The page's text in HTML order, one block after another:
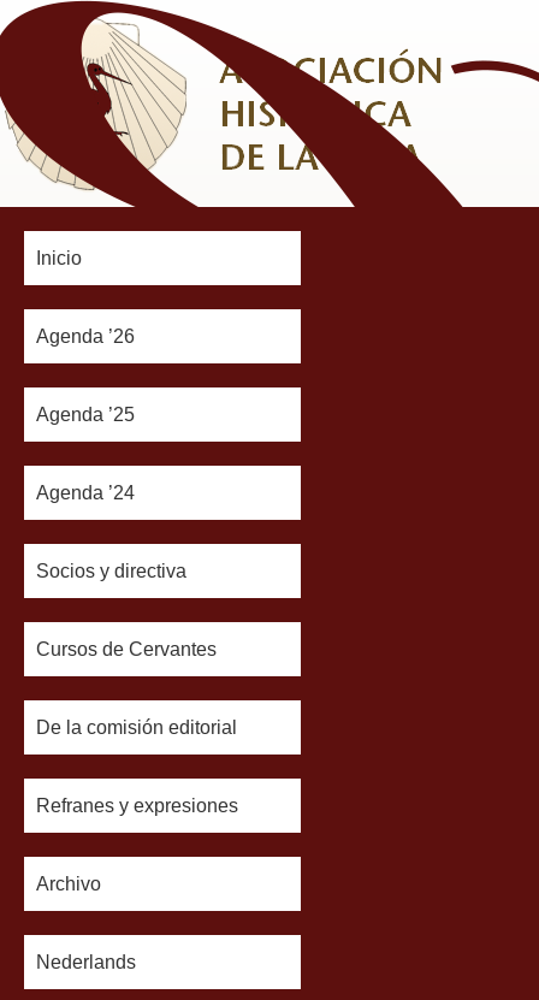
Inicio
Agenda ’26
Agenda ’25
Agenda ’24
Socios y directiva
Cursos de Cervantes
De la comisión editorial
Refranes y expresiones
Archivo
Nederlands